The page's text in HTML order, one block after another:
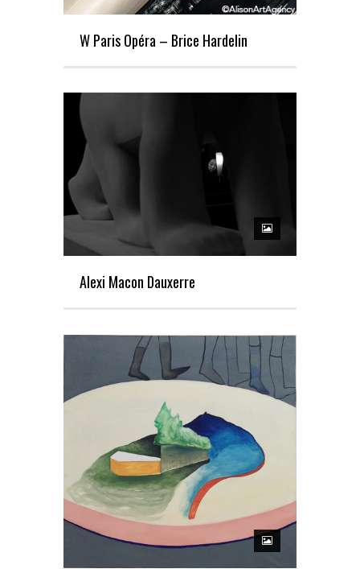
W Paris Opéra – Brice Hardelin
Alexi Macon Dauxerre